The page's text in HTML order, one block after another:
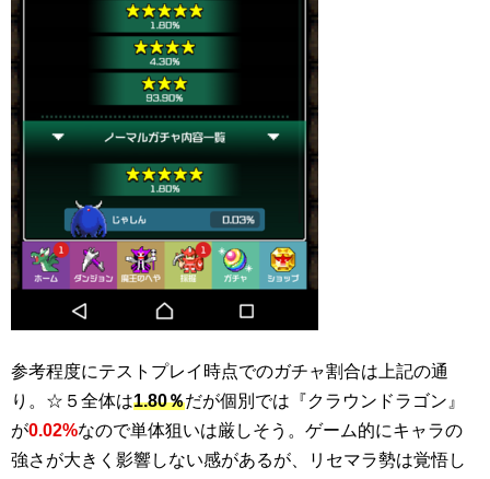
参考程度にテストプレイ時点でのガチャ割合は上記の通
り。☆５全体は1.80％だが個別では『クラウンドラゴン』
が0.02%なので単体狙いは厳しそう。ゲーム的にキャラの
強さが大きく影響しない感があるが、リセマラ勢は覚悟し